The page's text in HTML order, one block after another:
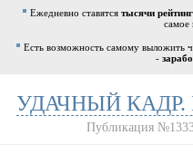
Ежедневно ставятся тысячи
самое
Есть возможность самому выложить
-
УДАЧНЫЙ КАДР.
Публикация